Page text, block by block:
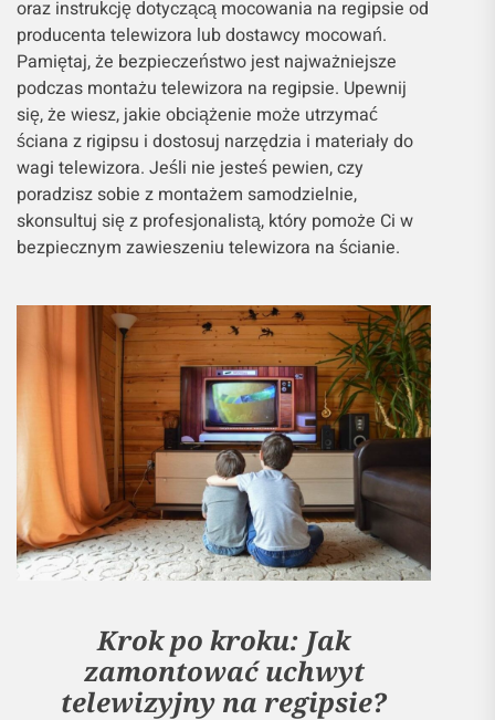
oraz instrukcję dotyczącą mocowania na regipsie od
producenta telewizora lub dostawcy mocowań.
Pamiętaj, że bezpieczeństwo jest najważniejsze
podczas montażu telewizora na regipsie. Upewnij
się, że wiesz, jakie obciążenie może utrzymać
ściana z rigipsu i dostosuj narzędzia i materiały do
wagi telewizora. Jeśli nie jesteś pewien, czy
poradzisz sobie z montażem samodzielnie,
skonsultuj się z profesjonalistą, który pomoże Ci w
bezpiecznym zawieszeniu telewizora na ścianie.
Krok po kroku: Jak
zamontować uchwyt
telewizyjny na regipsie?